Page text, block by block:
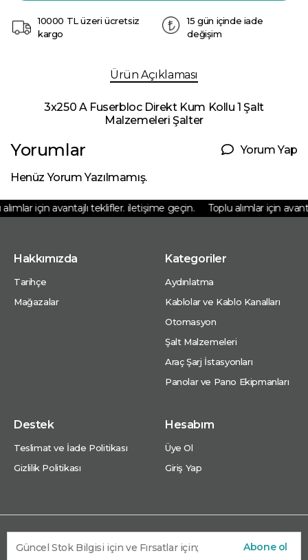
10000 TL üzeri ücretsiz
kargo
15 gün içinde iade
değişim
Ürün Açıklaması
3x250 A Fuserbloc Direkt Kum Kollu 1 Şalt
Malzemeleri Şalter
Yorumlar Yorum Yap
Henüz Yorum Yazılmamış.
için avantajlı teklifler. iletişime geçin. Toplu alımlar için
Hakkımızda
Tarihçe
Mağazalar
Kategoriler
Aydınlatma
Kablolar ve Kablo Kanalları
Otomasyon
Şalt Malzemeleri
Araç Şarj İstasyonları
Panolar ve Pano Ekipmanları
Destek
Teslimat ve İade Politikası
Gizlilik Politikası
Hesabım
Üye Ol
Giriş Yap
Abone ol